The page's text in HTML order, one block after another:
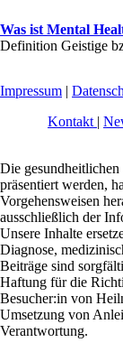
Was ist Mental
Definition Geistige
Impressum |
Kontakt |
Die
präsentiert werden,
Vorgehensweisen
ausschließlich der
Unsere Inhalte
Diagnose,
Beiträge sind
Haftung für die
Besucher:in von
Umsetzung von
Verantwortung.